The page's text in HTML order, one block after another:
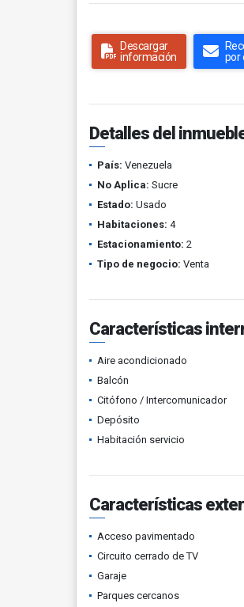
Descargar
información
por
Detalles del
País: Venezuela
No Aplica: Sucre
Estado: Usado
Habitaciones: 4
Estacionamiento: 2
Tipo de negocio: Venta
Características
Aire acondicionado
Balcón
Citófono / Intercomunicador
Depósito
Habitación servicio
Características
Acceso pavimentado
Circuito cerrado de TV
Garaje
Parques cercanos